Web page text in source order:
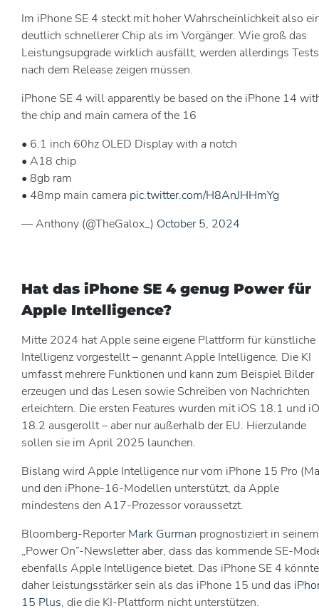
Im iPhone SE 4 steckt mit hoher Wahrscheinlichkeit also
deutlich schnellerer Chip als im Vorgänger. Wie groß das
Leistungsupgrade wirklich ausfällt, werden allerdings Tests
nach dem Release zeigen müssen.
iPhone SE 4 will apparently be based on the iPhone 14
the chip and main camera of the 16
• 6.1 inch 60hz OLED Display with a notch
• A18 chip
• 8gb ram
• 48mp main camera pic.twitter.com/H8AnJHHmYg
— Anthony (@TheGalox_) October 5, 2024
Hat das iPhone SE 4 genug Power für
Apple Intelligence?
Mitte 2024 hat Apple seine eigene Plattform für künstliche
Intelligenz vorgestellt – genannt Apple Intelligence. Die KI
umfasst mehrere Funktionen und kann zum Beispiel Bilder
erzeugen und das Lesen sowie Schreiben von Nachrichten
erleichtern. Die ersten Features wurden mit iOS 18.1 und
18.2 ausgerollt – aber nur außerhalb der EU. Hierzulande
sollen sie im April 2025 launchen.
Bislang wird Apple Intelligence nur vom iPhone 15 Pro
und den iPhone-16-Modellen unterstützt, da Apple
mindestens den A17-Prozessor voraussetzt.
Bloomberg-ReporterMark Gurman prognostiziert in seinem
„Power On”-Newsletter aber, dass das kommende SE-
ebenfalls Apple Intelligence bietet. Das iPhone SE 4 könnte
daher leistungsstärker sein als das iPhone 15 und das
15 Plus, die die KI-Plattform nicht unterstützen.